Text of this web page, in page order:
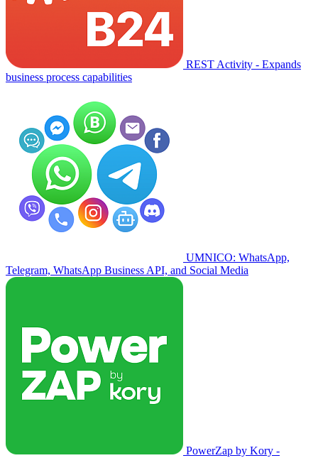
REST Activity - Expands
business process capabilities
UMNICO: WhatsApp,
Telegram, WhatsApp Business API, and Social Media
PowerZap by Kory -